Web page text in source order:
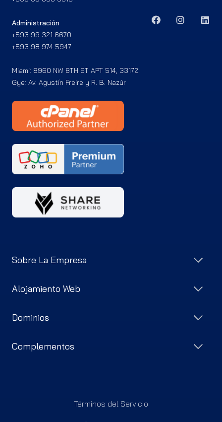
Administración
+593 99 321 6670
+593 98 974 5947
Miami: 8960 NW 8TH ST APT 514, 33172.
Gye: Av. Agustín Freire y R. B. Nazúr
Sobre La Empresa
Alojamiento Web
Dominios
Complementos
Términos del Servicio